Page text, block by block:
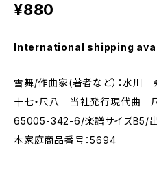
¥880
International shipping
雪舞/作曲家(著者など）：水川
十七・尺八 当社発行現代曲
65005-342-6/楽譜サイズB5/
本家庭商品番号：5694